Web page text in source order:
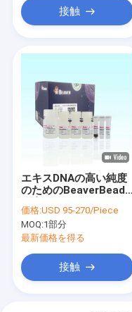
接触
エキスDNAの高い純度
のためのBeaverBeads
価格:USD 95-270/Piece
MOQ:1部分
最新価格を得る
接触